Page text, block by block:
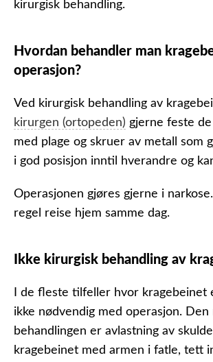
kirurgisk behandling.
Hvordan behandler man
operasjon?
Ved kirurgisk behandling av
kirurgen (ortopeden) gjerne feste
med plage og skruer av metall som
i god posisjon inntil hverandre og
Operasjonen gjøres gjerne i
regel reise hjem samme dag.
Ikke kirurgisk behandling av
I de fleste tilfeller hvor
ikke nødvendig med operasjon.
behandlingen er avlastning av
kragebeinet med armen i fatle, tett